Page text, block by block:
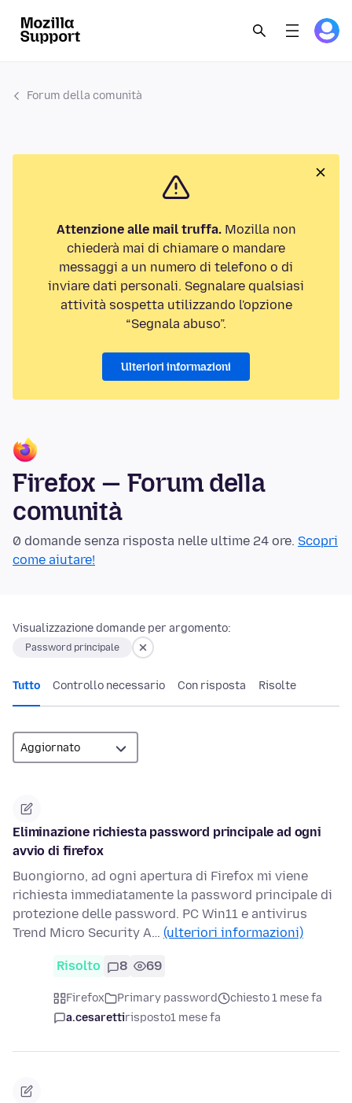
Forum della comunità
Attenzione alle mail truffa.Mozilla non
chiederà mai di chiamare o mandare
messaggi a un numero di telefono o di
inviare dati personali. Segnalare qualsiasi
attività sospetta utilizzando l'opzione
“Segnala abuso”.
Ulteriori informazioni
Firefox — Forum della
comunità
0 domande senza risposta nelle ultime 24 ore. Scopri
come aiutare!
Visualizzazione domande per argomento:
Password principale
Tutto Controllo necessario Con risposta Risolte
Eliminazione richiesta password principale ad ogni
avvio di firefox
Buongiorno, ad ogni apertura di Firefox mi viene
richiesta immediatamente la password principale di
protezione delle password. PC Win11 e antivirus
Trend Micro Security A… (ulteriori informazioni)
Risolto 8 69
Firefox Primary password
chiesto 1 mese fa
a.cesarettirisposto1 mese fa